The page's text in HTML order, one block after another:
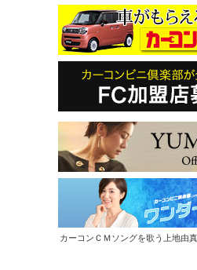
カーコンＣＭソングを歌う上地由